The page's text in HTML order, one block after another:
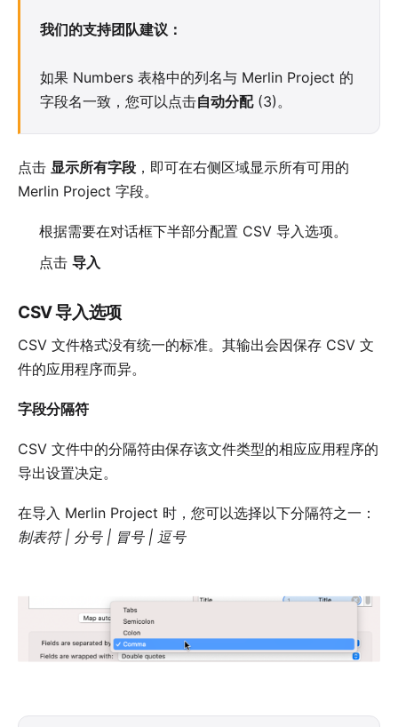
我们的支持团队建议：
如果 Numbers 表格中的列名与 Merlin Project 的
字段名一致，您可以点击自动分配(3)。
点击 显示所有字段 ，即可在右侧区域显示所有可用的
Merlin Project 字段。
根据需要在对话框下半部分配置 CSV 导入选项。
点击 导入
CSV 导入选项
CSV 文件格式没有统一的标准。其输出会因保存 CSV 文
件的应用程序而异。
字段分隔符
CSV 文件中的分隔符由保存该文件类型的相应应用程序的
导出设置决定。
在导入 Merlin Project 时，您可以选择以下分隔符之一：
制表符 | 分号 | 冒号 | 逗号